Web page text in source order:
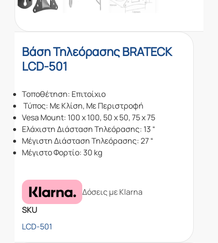
Βάση Τηλεόρασης BRATECK
LCD-501
Τοποθέτηση: Επιτοίχιο
Τύπος: Με Κλίση, Με Περιστροφή
Vesa Mount: 100 x 100, 50 x 50, 75 x 75
Ελάχιστη Διάσταση Τηλεόρασης: 13 “
Μέγιστη Διάσταση Τηλεόρασης: 27 “
Μέγιστο Φορτίο: 30 kg
Δόσεις με Klarna
SKU
LCD-501